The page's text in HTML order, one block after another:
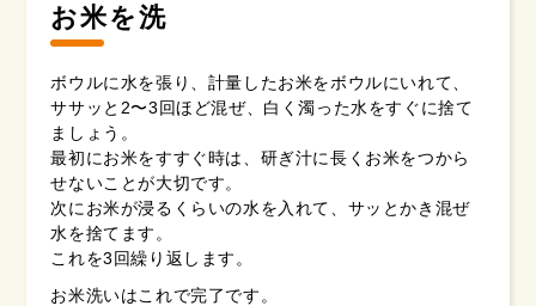
お米を洗
ボウルに水を張り、計量したお米をボウルにいれて、
ササッと2〜3回ほど混ぜ、白く濁った水をすぐに捨て
ましょう。
最初にお米をすすぐ時は、研ぎ汁に長くお米をつから
せないことが大切です。
次にお米が浸るくらいの水を入れて、サッとかき混ぜ
水を捨てます。
これを3回繰り返します。
お米洗いはこれで完了です。